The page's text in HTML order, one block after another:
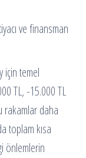
ve finansman
için temel
TL, -15.000 TL
rakamlar daha
toplam kısa
önlemlerin